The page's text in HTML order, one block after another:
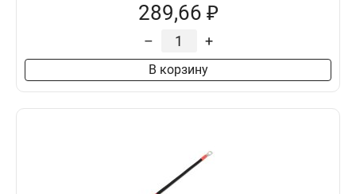
289,66 ₽
– +
В корзину